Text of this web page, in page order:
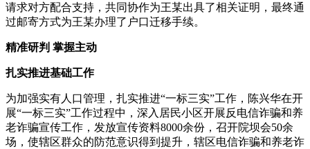
请求对方配合支持，共同协作为王某出具了相关证明，最终通
过邮寄方式为王某办理了户口迁移手续。
精准研判 掌握主动
扎实推进基础工作
为加强实有人口管理，扎实推进“一标三实”工作，陈兴华在开
展“一标三实”工作过程中，深入居民小区开展反电信诈骗和养
老诈骗宣传工作，发放宣传资料8000余份，召开院坝会50余
场，使辖区群众的防范意识得到提升，辖区电信诈骗和养老诈